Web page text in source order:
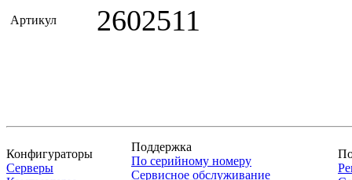
Артикул 2602511
Конфигураторы
Серверы
Поддержка
По серийному номеру
Сервисное обслуживание